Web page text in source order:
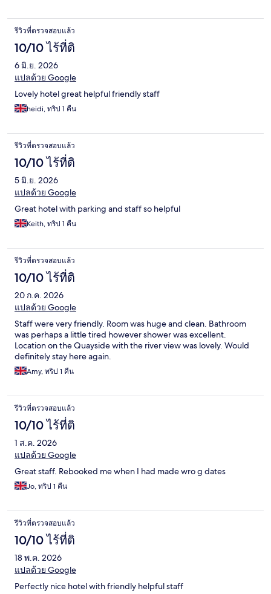
รีวิวที่ตรวจสอบแล้ว
10/10 ไร้ที่ติ
6 มิ.ย. 2026
แปลด้วย Google
Lovely hotel great helpful friendly staff
heidi, ทริป 1 คืน
รีวิวที่ตรวจสอบแล้ว
10/10 ไร้ที่ติ
5 มิ.ย. 2026
แปลด้วย Google
Great hotel with parking and staff so helpful
Keith, ทริป 1 คืน
รีวิวที่ตรวจสอบแล้ว
10/10 ไร้ที่ติ
20 ก.ค. 2026
แปลด้วย Google
Staff were very friendly. Room was huge and clean. Bathroom
was perhaps a little tired however shower was excellent.
Location on the Quayside with the river view was lovely. Would
definitely stay here again.
Amy, ทริป 1 คืน
รีวิวที่ตรวจสอบแล้ว
10/10 ไร้ที่ติ
1 ส.ค. 2026
แปลด้วย Google
Great staff. Rebooked me when I had made wro g dates
Jo, ทริป 1 คืน
รีวิวที่ตรวจสอบแล้ว
10/10 ไร้ที่ติ
18 พ.ค. 2026
แปลด้วย Google
Perfectly nice hotel with friendly helpful staff